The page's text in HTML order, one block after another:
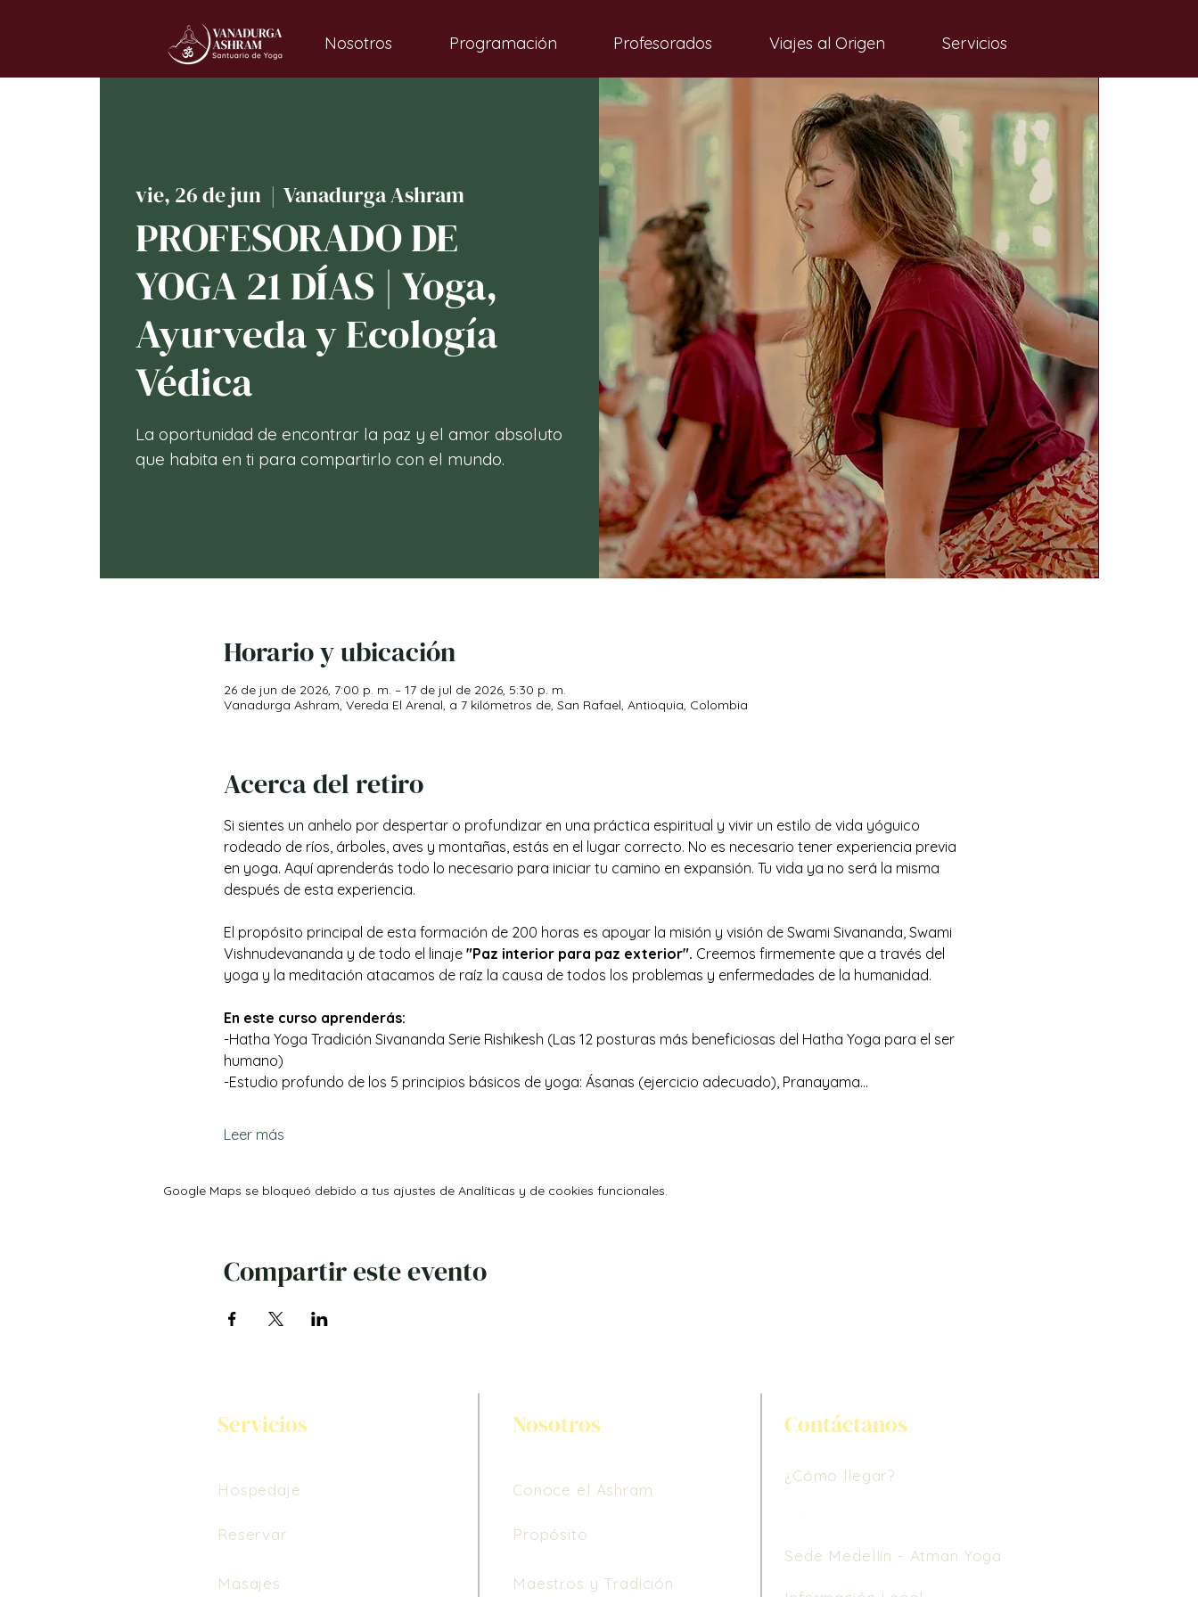
Nosotros Programación Profesorados Viajes al Origen Servicios
vie, 26 de jun
  |
Vanadurga Ashram
PROFESORADO DE
YOGA 21 DÍAS | Yoga,
Ayurveda y Ecología
Védica
La oportunidad de encontrar la paz y el amor absoluto
Horario y ubicación
26 de jun de 2026, 7:00 p. m. – 17 de jul de 2026, 5:30 p. m.
Vanadurga Ashram, Vereda El Arenal, a 7 kilómetros de, San Rafael, Antioquia, Colombia
Acerca del retiro
Si sientes un anhelo por despertar o profundizar en una práctica espiritual y vivir un estilo de vida yóguico
rodeado de ríos, árboles, aves y montañas, estás en el lugar correcto. No es necesario tener experiencia previa
en yoga. Aquí aprenderás todo lo necesario para iniciar tu camino en expansión. Tu vida ya no será la misma
después de esta experiencia.
El propósito principal de esta formación de 200 horas es apoyar la misión y visión de Swami Sivananda, Swami
Vishnudevananda y de todo el linaje "Paz interior para paz exterior". ​Creemos firmemente que a través del
yoga y la meditación atacamos de raíz la causa de todos los problemas y enfermedades de la humanidad.
En este curso aprenderás:
-Hatha Yoga Tradición Sivananda Serie Rishikesh (Las 12 posturas más beneficiosas del Hatha Yoga para el ser
humano)
-Estudio profundo de los 5 principios básicos de yoga: Ásanas (ejercicio adecuado), Pranayama…
Leer más
Google Maps se bloqueó debido a tus ajustes de Analíticas y de cookies funcionales.
Compartir este evento
Servicios Nosotros Contáctanos
Hospedaje Conoce el Ashram
¿Cómo llegar?
Propósito
Reservar
Sede Medellín - Atman Yoga
Masajes
Maestros y Tradición